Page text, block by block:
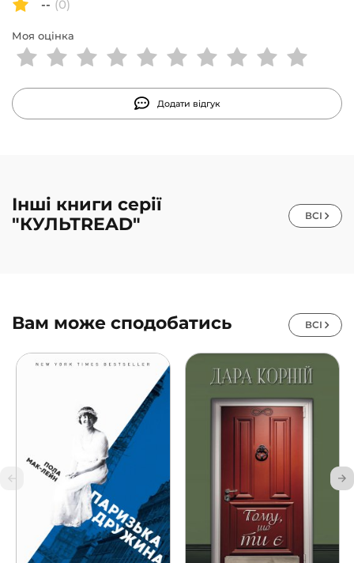
-- (0)
Моя оцінка
Додати відгук
Інші книги серії
"КУЛЬТREAD"
ВСІ
Вам може сподобатись ВСІ